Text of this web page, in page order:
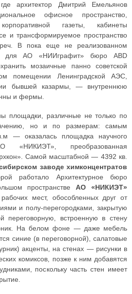
архитектор Дмитрий Емельянов
офисное пространство,
газеты, кабинеты
и трансформируемое пространство
В пока еще не реализованном
для АО «НИИграфит» бюро ABD
мозаичные панно советской
помещении Ленинградской АЭС,
бывшей казармы, — внутреннюю
и фермы.
площадки, различные не только по
но и по размерам: самым
— оказалась площадка научного
преобразованная
Самой масштабной — 4392 кв.
заводе химконцентратов
работало Архитектурное бюро
пространствеАО «НИКИЭТ»
мест, обособленных друг от
и полу-перегородками, закрытую
переговорную, встроенную в стену
На белом фоне — даже мебель
синие (в переговорной), салатовые
акценты, на стенах — рисунки в
комиксов, позже к ним добавятся
поскольку часть стен имеет